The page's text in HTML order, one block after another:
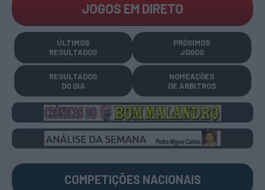
JOGOS EM DIRETO
ÚLTIMOS
RESULTADOS
PRÓXIMOS
JOGOS
RESULTADOS
DO DIA
NOMEAÇÕES
DE ÁRBITROS
COMPETIÇÕES NACIONAIS